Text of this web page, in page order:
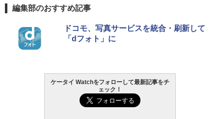
編集部のおすすめ記事
ドコモ、写真サービスを統合・刷新して
「dフォト」に
ケータイ Watchをフォローして最新記事をチ
ェック！